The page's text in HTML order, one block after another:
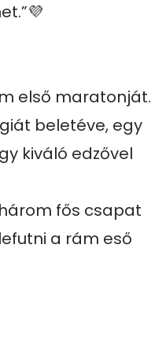
első maratonját.
beletéve, egy
kiváló edzővel
fős csapat
a rám eső